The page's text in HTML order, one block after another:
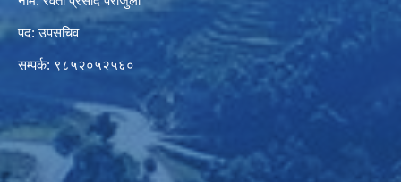
पद: उपसचिव
सम्पर्क: ९८५२०५२५६०